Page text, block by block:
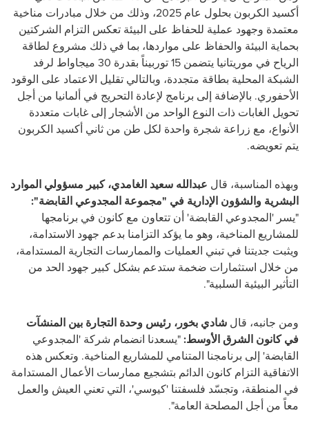
أكسيد الكربون بحلول عام 2025، وذلك من خلال مبادرات مناخية
معتمدة وجهود عملية للحفاظ على البيئة تعكس التزام الشركتين
بحماية البيئة والحفاظ على مواردها، بما في ذلك مشروع لطاقة
الرياح في موريتانيا
يتضمن 15 توربيناً بقدرة 30 ميجاواط لرفد
الشبكة المحلية بطاقة متجددة، وبالتالي تقليل الاعتماد على الوقود
الأحفوري. بالإضافة إلى برنامج لإعادة التحريج في ألمانيا من أجل
تحويل الغابات ذات النوع الواحد من الأشجار إلى غابات متعددة
الأنواع، مع زراعة شجرة واحدة لكل طن من ثاني أكسيد الكربون
يتم تعويضه.
وبهذه المناسبة، قال عبدالله سعيد الغامدي، كبير مسؤولي الموارد
البشرية والشؤون الإدارية في "مجموعة المجدوعي القابضة":
"يسر 'المجدوعي القابضة' أن تتعاون مع كانون في برنامجها
للمشاريع المناخية، وهو ما يؤكد التزامنا بدعم جهود الاستدامة،
ويثبت جديتنا في تبني العمليات والممارسات التجارية المستدامة،
من خلال استثمارات ضخمة ستدعم بشكل كبير جهود الحد من
التأثير البيئية السلبية".
ومن جانبه، قال شادي بخور، رئيس وحدة التجارة بين المنشآت
في كانون الشرق الأوسط:"يسعدنا انضمام شركة 'المجدوعي
القابضة' إلى برنامجنا المتنامي للمشاريع المناخية. وتعكس هذه
الاتفاقية التزام كانون الدائم بتشجيع ممارسات الأعمال المستدامة
في المنطقة، وتجسّد فلسفتنا 'كيوسي'، التي تعني العيش والعمل
معاً من أجل المصلحة العامة".